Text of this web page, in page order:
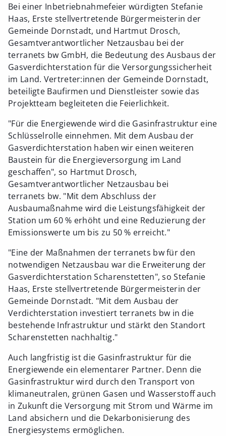
Bei einer Inbetriebnahmefeier würdigten Stefanie
Haas, Erste stellvertretende Bürgermeisterin der
Gemeinde Dornstadt, und Hartmut Drosch,
Gesamtverantwortlicher Netzausbau bei der
terranets bw GmbH, die Bedeutung des Ausbaus der
Gasverdichterstation für die Versorgungssicherheit
im Land. Vertreter:innen der Gemeinde Dornstadt,
beteiligte Baufirmen und Dienstleister sowie das
Projektteam begleiteten die Feierlichkeit.
"Für die Energiewende wird die Gasinfrastruktur eine
Schlüsselrolle einnehmen. Mit dem Ausbau der
Gasverdichterstation haben wir einen weiteren
Baustein für die Energieversorgung im Land
geschaffen", so Hartmut Drosch,
Gesamtverantwortlicher Netzausbau bei
terranets bw. "Mit dem Abschluss der
Ausbaumaßnahme wird die Leistungsfähigkeit der
Station um 60 % erhöht und eine Reduzierung der
Emissionswerte um bis zu 50 % erreicht."
"Eine der Maßnahmen der terranets bw für den
notwendigen Netzausbau war die Erweiterung der
Gasverdichterstation Scharenstetten", so Stefanie
Haas, Erste stellvertretende Bürgermeisterin der
Gemeinde Dornstadt. "Mit dem Ausbau der
Verdichterstation investiert terranets bw in die
bestehende Infrastruktur und stärkt den Standort
Scharenstetten nachhaltig."
Auch langfristig ist die Gasinfrastruktur für die
Energiewende ein elementarer Partner. Denn die
Gasinfrastruktur wird durch den Transport von
klimaneutralen, grünen Gasen und Wasserstoff auch
in Zukunft die Versorgung mit Strom und Wärme im
Land absichern und die Dekarbonisierung des
Energiesystems ermöglichen.